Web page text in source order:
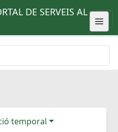
DE SERVEIS AL
temporal